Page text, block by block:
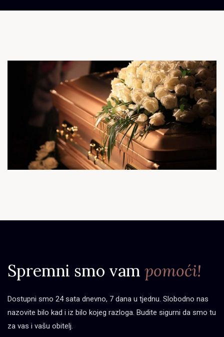
Spremni smo vam pomoći!
Dostupni smo 24 sata dnevno, 7 dana u tjednu. Slobodno nas
nazovite bilo kad i iz bilo kojeg razloga. Budite sigurni da smo tu
za vas i vašu obitelj.